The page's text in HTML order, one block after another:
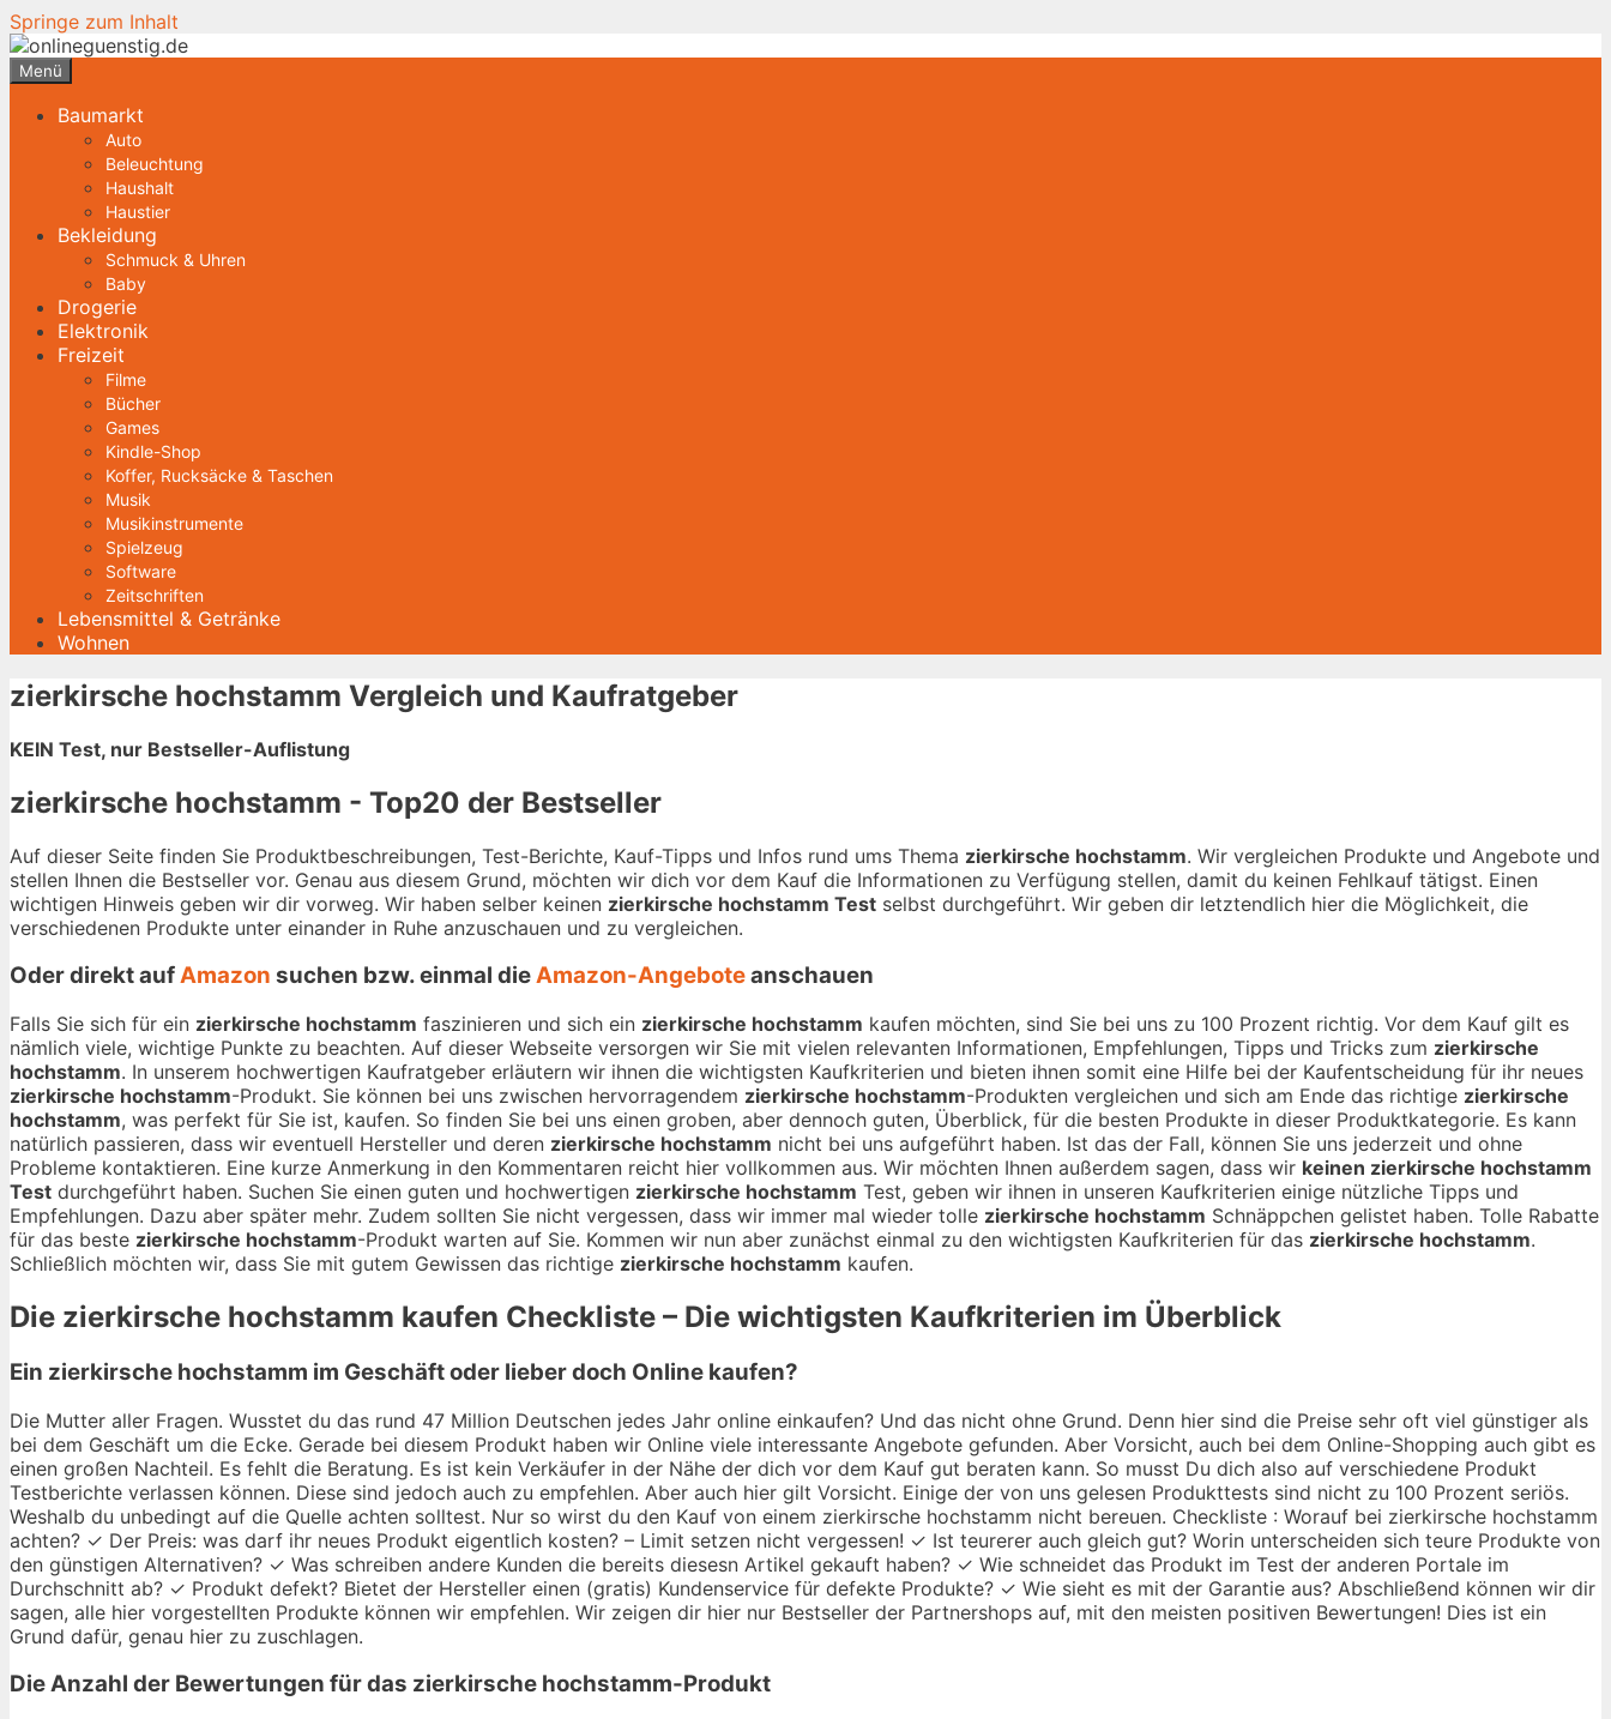
Springe zum Inhalt
Menü
Baumarkt
Auto
Beleuchtung
Haushalt
Haustier
Bekleidung
Schmuck & Uhren
Baby
Drogerie
Elektronik
Freizeit
Filme
Bücher
Games
Kindle-Shop
Koffer, Rucksäcke & Taschen
Musik
Musikinstrumente
Spielzeug
Software
Zeitschriften
Lebensmittel & Getränke
Wohnen
zierkirsche hochstamm Vergleich und Kaufratgeber
KEIN Test, nur Bestseller-Auflistung
zierkirsche hochstamm - Top20 der Bestseller
Auf dieser Seite finden Sie Produktbeschreibungen, Test-Berichte, Kauf-Tipps und Infos rund ums Thema zierkirsche hochstamm. Wir vergleichen Produkte und Angebote und
stellen Ihnen die Bestseller vor. Genau aus diesem Grund, möchten wir dich vor dem Kauf die Informationen zu Verfügung stellen, damit du keinen Fehlkauf tätigst. Einen
wichtigen Hinweis geben wir dir vorweg. Wir haben selber keinen zierkirsche hochstamm Test selbst durchgeführt. Wir geben dir letztendlich hier die Möglichkeit, die
verschiedenen Produkte unter einander in Ruhe anzuschauen und zu vergleichen.
Oder direkt aufAmazon suchen bzw. einmal dieAmazon-Angeboteanschauen
Falls Sie sich für ein zierkirsche hochstamm faszinieren und sich ein zierkirsche hochstamm kaufen möchten, sind Sie bei uns zu 100 Prozent richtig. Vor dem Kauf gilt es
nämlich viele, wichtige Punkte zu beachten. Auf dieser Webseite versorgen wir Sie mit vielen relevanten Informationen, Empfehlungen, Tipps und Tricks zum zierkirsche
hochstamm. In unserem hochwertigen Kaufratgeber erläutern wir ihnen die wichtigsten Kaufkriterien und bieten ihnen somit eine Hilfe bei der Kaufentscheidung für ihr neues
zierkirsche hochstamm-Produkt. Sie können bei uns zwischen hervorragendem zierkirsche hochstamm-Produkten vergleichen und sich am Ende das richtige zierkirsche
hochstamm, was perfekt für Sie ist, kaufen. So finden Sie bei uns einen groben, aber dennoch guten, Überblick, für die besten Produkte in dieser Produktkategorie. Es kann
natürlich passieren, dass wir eventuell Hersteller und deren zierkirsche hochstamm nicht bei uns aufgeführt haben. Ist das der Fall, können Sie uns jederzeit und ohne
Probleme kontaktieren. Eine kurze Anmerkung in den Kommentaren reicht hier vollkommen aus. Wir möchten Ihnen außerdem sagen, dass wir keinen zierkirsche hochstamm
Test durchgeführt haben. Suchen Sie einen guten und hochwertigen zierkirsche hochstamm Test, geben wir ihnen in unseren Kaufkriterien einige nützliche Tipps und
Empfehlungen. Dazu aber später mehr. Zudem sollten Sie nicht vergessen, dass wir immer mal wieder tolle zierkirsche hochstamm Schnäppchen gelistet haben. Tolle Rabatte
für das beste zierkirsche hochstamm-Produkt warten auf Sie. Kommen wir nun aber zunächst einmal zu den wichtigsten Kaufkriterien für das zierkirsche hochstamm.
Schließlich möchten wir, dass Sie mit gutem Gewissen das richtige zierkirsche hochstamm kaufen.
Die zierkirsche hochstamm kaufen Checkliste – Die wichtigsten Kaufkriterien im Überblick
Ein zierkirsche hochstamm im Geschäft oder lieber doch Online kaufen?
Die Mutter aller Fragen. Wusstet du das rund 47 Million Deutschen jedes Jahr online einkaufen? Und das nicht ohne Grund. Denn hier sind die Preise sehr oft viel günstiger als
bei dem Geschäft um die Ecke. Gerade bei diesem Produkt haben wir Online viele interessante Angebote gefunden. Aber Vorsicht, auch bei dem Online-Shopping auch gibt es
einen großen Nachteil. Es fehlt die Beratung. Es ist kein Verkäufer in der Nähe der dich vor dem Kauf gut beraten kann. So musst Du dich also auf verschiedene Produkt
Testberichte verlassen können. Diese sind jedoch auch zu empfehlen. Aber auch hier gilt Vorsicht. Einige der von uns gelesen Produkttests sind nicht zu 100 Prozent seriös.
Weshalb du unbedingt auf die Quelle achten solltest. Nur so wirst du den Kauf von einem zierkirsche hochstamm nicht bereuen. Checkliste : Worauf bei zierkirsche hochstamm
achten? ✓ Der Preis: was darf ihr neues Produkt eigentlich kosten? – Limit setzen nicht vergessen! ✓ Ist teurerer auch gleich gut? Worin unterscheiden sich teure Produkte von
den günstigen Alternativen? ✓ Was schreiben andere Kunden die bereits diesesn Artikel gekauft haben? ✓ Wie schneidet das Produkt im Test der anderen Portale im
Durchschnitt ab? ✓ Produkt defekt? Bietet der Hersteller einen (gratis) Kundenservice für defekte Produkte? ✓ Wie sieht es mit der Garantie aus? Abschließend können wir dir
sagen, alle hier vorgestellten Produkte können wir empfehlen. Wir zeigen dir hier nur Bestseller der Partnershops auf, mit den meisten positiven Bewertungen! Dies ist ein
Grund dafür, genau hier zu zuschlagen.
Die Anzahl der Bewertungen für das zierkirsche hochstamm-Produkt